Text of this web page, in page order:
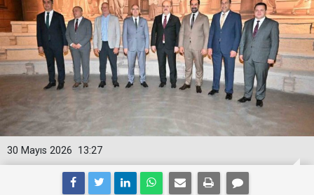
13:27
30 Mayıs 2026